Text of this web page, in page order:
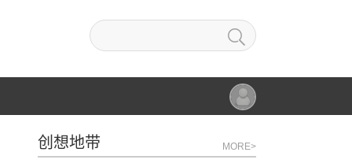
创想地带 MORE>